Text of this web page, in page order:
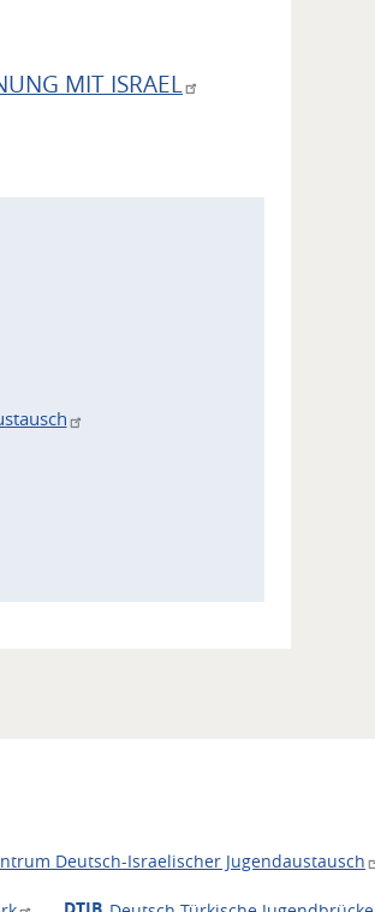
MIT ISRAEL
Deutsch-Israelischer Jugendaustausch